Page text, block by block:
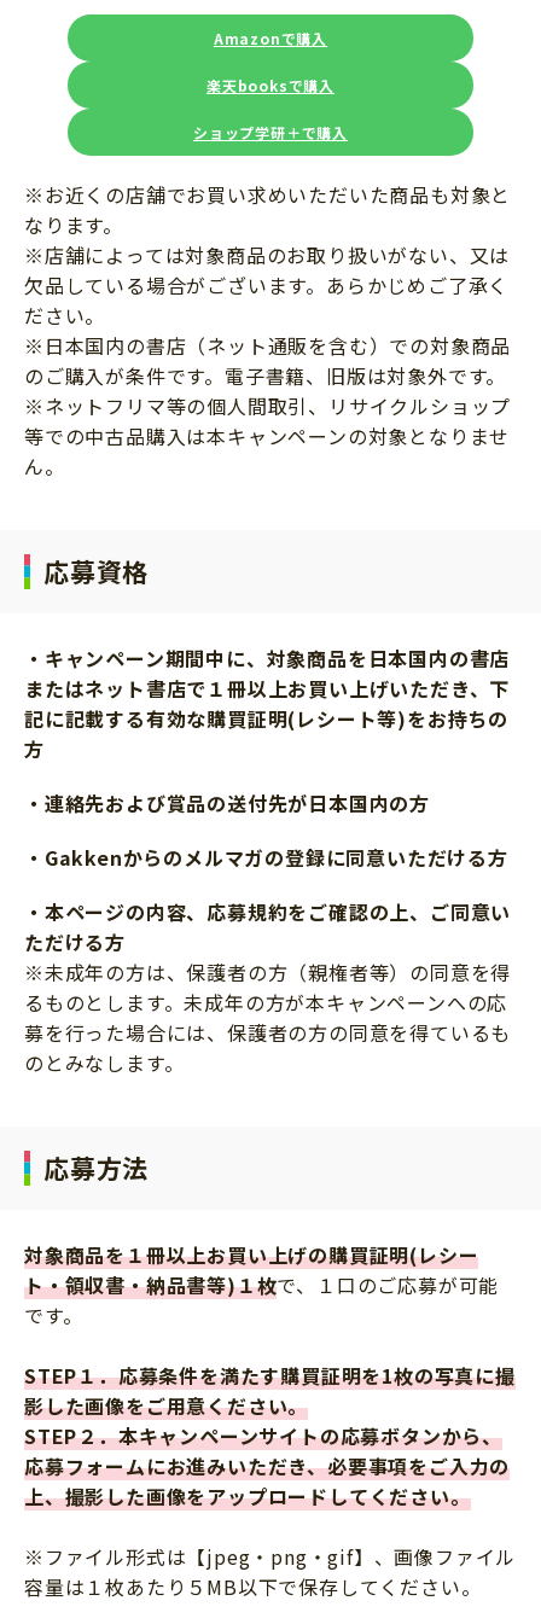
Amazonで購入
楽天booksで購入
ショップ学研＋で購入
※お近くの店舗でお買い求めいただいた商品も対象と
なります。
※店舗によっては対象商品のお取り扱いがない、又は
欠品している場合がございます。あらかじめご了承く
ださい。
※日本国内の書店（ネット通販を含む）での対象商品
のご購入が条件です。電子書籍、旧版は対象外です。
※ネットフリマ等の個人間取引、リサイクルショップ
等での中古品購入は本キャンペーンの対象となりませ
ん。
応募資格
・キャンペーン期間中に、対象商品を日本国内の書店
またはネット書店で１冊以上お買い上げいただき、下
記に記載する有効な購買証明(レシート等)をお持ちの
方
・連絡先および賞品の送付先が日本国内の方
・Gakkenからのメルマガの登録に同意いただける方
・本ページの内容、応募規約をご確認の上、ご同意い
ただける方
※未成年の方は、保護者の方（親権者等）の同意を得
るものとします。未成年の方が本キャンペーンへの応
募を行った場合には、保護者の方の同意を得ているも
のとみなします。
応募方法
対象商品を１冊以上お買い上げの購買証明(レシー
ト・領収書・納品書等)１枚で、１口のご応募が可能
です。
STEP１．応募条件を満たす購買証明を1枚の写真に撮
影した画像をご用意ください。
STEP２．本キャンペーンサイトの応募ボタンから、
応募フォームにお進みいただき、必要事項をご入力の
上、撮影した画像をアップロードしてください。
※ファイル形式は【jpeg・png・gif】、画像ファイル
容量は１枚あたり５MB以下で保存してください。